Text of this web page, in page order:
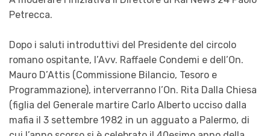
Petrecca.
Dopo i saluti introduttivi del Presidente del circolo
romano ospitante, l’Avv. Raffaele Condemi e dell’On.
Mauro D’Attis (Commissione Bilancio, Tesoro e
Programmazione), interverranno l’On. Rita Dalla Chiesa
(figlia del Generale martire Carlo Alberto ucciso dalla
mafia il 3 settembre 1982 in un agguato a Palermo, di